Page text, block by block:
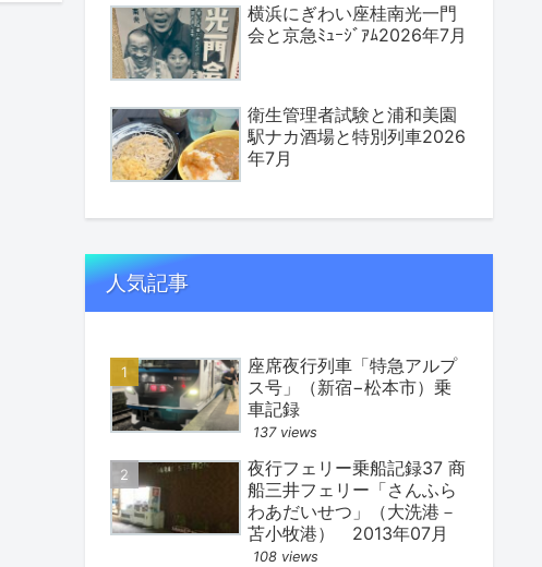
横浜にぎわい座桂南光一門
会と京急ﾐｭｰｼﾞｱﾑ2026年7月
衛生管理者試験と浦和美園
駅ナカ酒場と特別列車2026
年7月
人気記事
座席夜行列車「特急アルプ
ス号」（新宿−松本市）乗
車記録
137 views
夜行フェリー乗船記録37 商
船三井フェリー「さんふら
わあだいせつ」（大洗港－
苫小牧港） 2013年07月
108 views